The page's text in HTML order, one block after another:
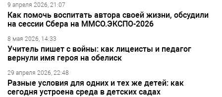
9 апреля 2026, 21:07
Как помочь воспитать автора своей жизни, обсудили
на сессии Сбера на ММСО.ЭКСПО-2026
8 мая 2026, 14:33
Учитель пишет с войны: как лицеисты и педагог
вернули имя героя на обелиск
29 апреля 2026, 22:48
Разные условия для одних и тех же детей: как
сегодня устроена среда в детских садах